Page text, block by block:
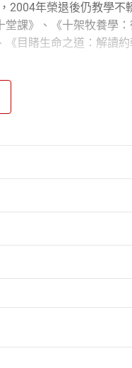
2004年榮退後仍教學不
課》、《十架牧養學
目睹生命之道：解讀
什麼非要信耶穌不可